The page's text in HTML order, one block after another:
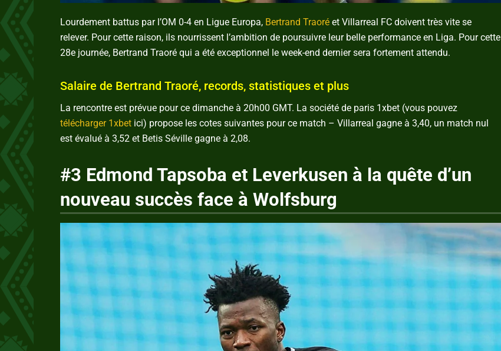
Lourdement battus par l’OM 0-4 en Ligue Europa, Bertrand Traoré et Villarreal FC doivent très vite se
relever. Pour cette raison, ils nourrissent l’ambition de poursuivre leur belle performance en Liga. Pour cette
28e journée, Bertrand Traoré qui a été exceptionnel le week-end dernier sera fortement attendu.
Salaire de Bertrand Traoré, records, statistiques et plus
La rencontre est prévue pour ce dimanche à 20h00 GMT. La société de paris 1xbet (vous pouvez
télécharger 1xbet ici) propose les cotes suivantes pour ce match – Villarreal gagne à 3,40, un match nul
est évalué à 3,52 et Betis Séville gagne à 2,08.
#3 Edmond Tapsoba et Leverkusen à la quête d’un
nouveau succès face à Wolfsburg